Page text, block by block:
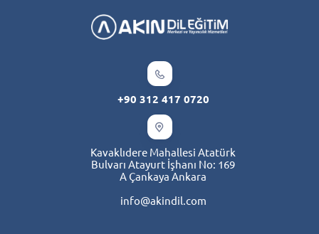
+90 312 417 0720
Kavaklıdere Mahallesi Atatürk
Bulvarı Atayurt İşhanı No: 169
A Çankaya Ankara
info@akindil.com